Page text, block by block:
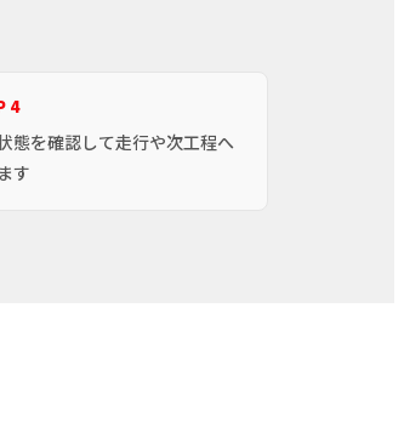
4
態を確認して走行や次工程へ
す